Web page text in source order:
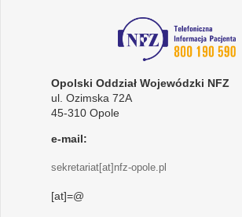
Opolski Oddział Wojewódzki NFZ
ul. Ozimska 72A
45-310 Opole
e-mail:
sekretariat[at]nfz-opole.pl
[at]=@